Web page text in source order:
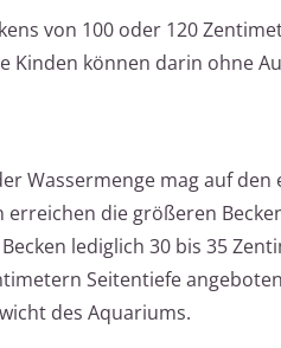
von 100 oder 120
Kinden können darin ohne
Wassermenge mag auf
die größeren
lediglich 30 bis 35
Seitentiefe
des Aquariums.